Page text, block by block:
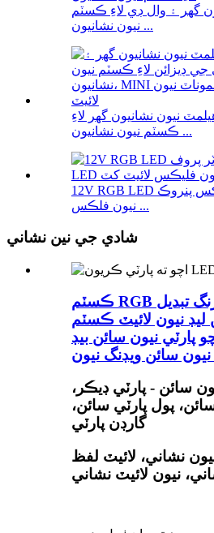
گھر ۽ وال ڊي لاءِ ڪسٽم
نيون نشانيون ...
نيون نشانيون گهر لاءِ
ڪسٽم نيون نشانيون ...
12V RGB LED نيون فلڪس پنروڪ IP67 LED
نيون فلڪس ...
شادي جي نين نشاني
ڪسٽم RGB نيون سائن رنگ تبديل
نيون لائيٽ ڪسٽم
پارٽي نيون سائن بيڊ
سائن ويڊنگ نيون
سائن - پارٽي ڊيڪر،
پول پارٽي سائن،
گارڊن پارٽي
نشاني، لائيٽ لفظ
نيون لائيٽ نشاني